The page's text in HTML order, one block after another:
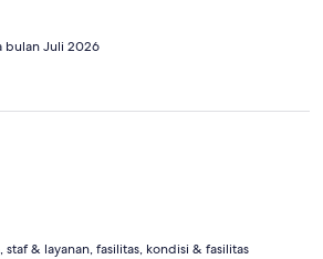
bulan Juli 2026
staf & layanan, fasilitas, kondisi & fasilitas